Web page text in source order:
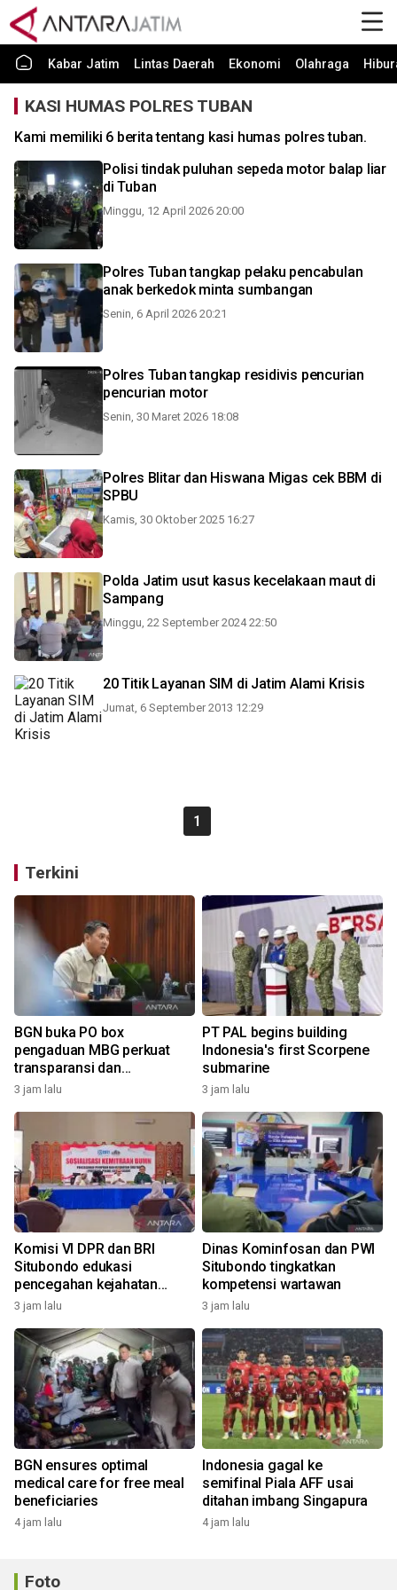
Kabar Jatim Lintas Daerah Ekonomi Olahraga
KASI HUMAS POLRES TUBAN
Kami memiliki 6 berita tentang kasi humas polres tuban.
Polisi tindak puluhan sepeda motor balap liar
di Tuban
Minggu, 12 April 2026 20:00
Polres Tuban tangkap pelaku pencabulan
anak berkedok minta sumbangan
Senin, 6 April 2026 20:21
Polres Tuban tangkap residivis pencurian
pencurian motor
Senin, 30 Maret 2026 18:08
Polres Blitar dan Hiswana Migas cek BBM di
SPBU
Kamis, 30 Oktober 2025 16:27
Polda Jatim usut kasus kecelakaan maut di
Sampang
Minggu, 22 September 2024 22:50
20 Titik Layanan SIM di Jatim Alami Krisis
Jumat, 6 September 2013 12:29
1
Terkini
BGN buka PO box
pengaduan MBG perkuat
transparansi dan
pengawasan
3 jam lalu
PT PAL begins building
Indonesia's first Scorpene
submarine
3 jam lalu
Komisi VI DPR dan BRI
Situbondo edukasi
pencegahan kejahatan
digital
3 jam lalu
Dinas Kominfosan dan PWI
Situbondo tingkatkan
kompetensi wartawan
3 jam lalu
BGN ensures optimal
medical care for free meal
beneficiaries
4 jam lalu
Indonesia gagal ke
semifinal Piala AFF usai
ditahan imbang Singapura
4 jam lalu
Foto